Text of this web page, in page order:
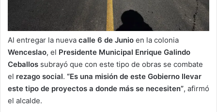
Al entregar la nueva calle 6 de Junio en la colonia
Wenceslao, el Presidente Municipal Enrique Galindo
Ceballos subrayó que con este tipo de obras se combate
el rezago social. “Es una misión de este Gobierno llevar
este tipo de proyectos a donde más se necesiten”, afirmó
el alcalde.